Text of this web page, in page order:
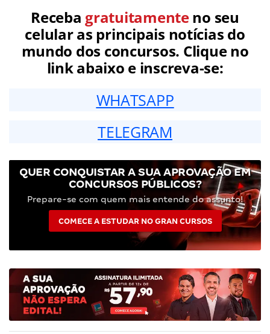
Receba gratuitamenteno seu
celular as principais notícias do
mundo dos concursos. Clique no
link abaixo e inscreva-se:
WHATSAPP
TELEGRAM
QUER CONQUISTAR A SUA APROVAÇÃO EM
CONCURSOS PÚBLICOS?
Prepare-se com quem mais entende do assunto!
COMECE A ESTUDAR NO GRAN CURSOS